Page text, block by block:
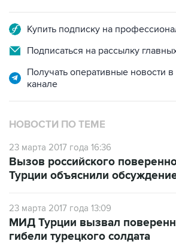
Купить подписку на
Подписаться на рассылку
Получать оперативные новости
канале
НОВОСТИ ПО ТЕМЕ
23 марта 2017 года 16:36
Вызов российского
Турции объяснили
23 марта 2017 года 13:09
МИД Турции вызвал
гибели турецкого солдата